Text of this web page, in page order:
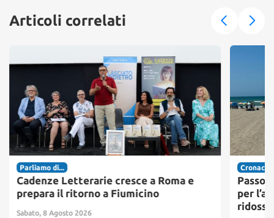
Articoli correlati
Parliamo di...
Cadenze Letterarie cresce a Roma e
prepara il ritorno a Fiumicino
Sabato, 8 Agosto 2026
Cronaca
per